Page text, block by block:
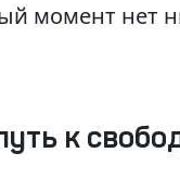
момент нет
к